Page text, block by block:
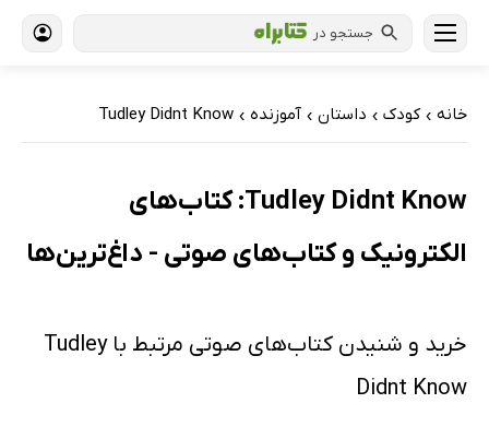
جستجو در
خانه › کودک › داستان › آموزنده ›
Tudley Didnt Know
Tudley Didnt Know: کتاب‌های
الکترونیک و کتاب‌های صوتی - داغ‌ترین‌ها
خرید و شنیدن کتاب‌های صوتی مرتبط با Tudley
Didnt Know